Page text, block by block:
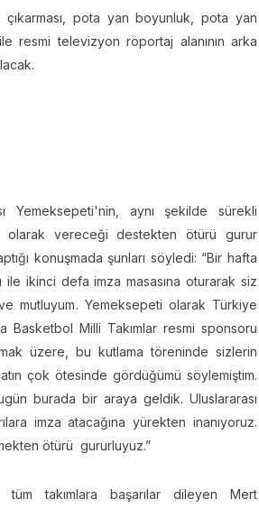
pota yan boyunluk, pota yan
resmi televizyon röportaj alanının arka
Yemeksepeti'nin, aynı şekilde sürekli
vereceği destekten ötürü gurur
konuşmada şunları söyledi: “Bir hafta
ikinci defa imza masasına oturarak siz
mutluyum. Yemeksepeti olarak Türkiye
Basketbol Milli Takımlar resmi sponsoru
üzere, bu kutlama töreninde sizlerin
çok ötesinde gördüğümü söylemiştim.
burada bir araya geldik. Uluslararası
imza atacağına yürekten inanıyoruz.
ötürü gururluyuz.”
takımlara başarılar dileyen Mert